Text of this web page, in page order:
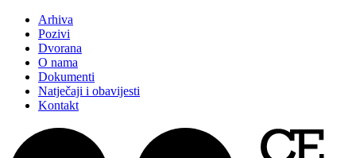
Arhiva
Pozivi
Dvorana
O nama
Dokumenti
Natječaji i obavijesti
Kontakt